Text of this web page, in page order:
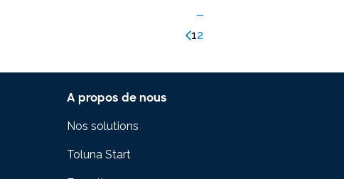
12
A propos de nous
Nos solutions
Toluna Start